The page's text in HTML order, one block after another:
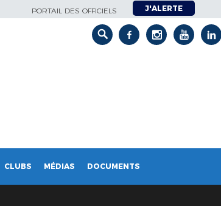
PORTAIL DES OFFICIELS J'ALERTE
CLUBS MÉDIAS DOCUMENTS